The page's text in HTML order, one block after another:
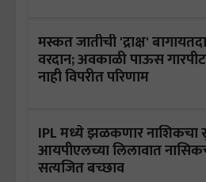
मस्कत जातीची 'द्राक्ष'
वरदान; अवकाळी पाऊस
नाही विपरीत परिणाम
IPL मध्ये झळकणार नाशिकचा
आयपीएलच्या लिलावात
सत्यजित बच्छाव